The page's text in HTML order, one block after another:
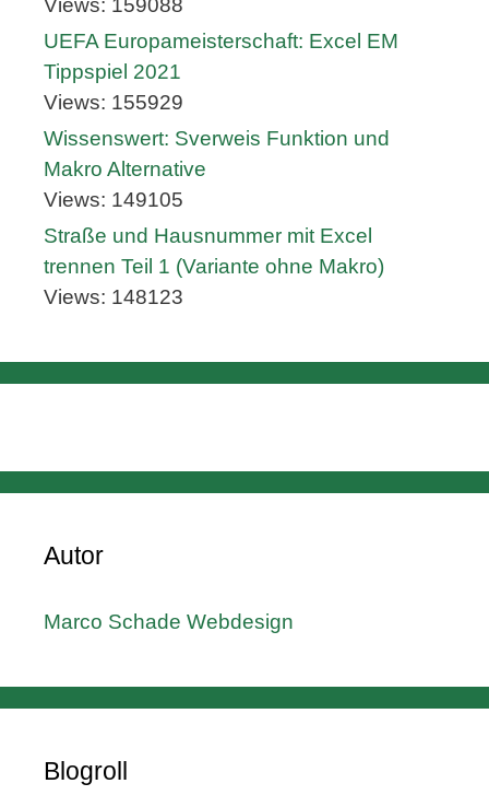
Views: 159088
UEFA Europameisterschaft: Excel EM
Tippspiel 2021
Views: 155929
Wissenswert: Sverweis Funktion und
Makro Alternative
Views: 149105
Straße und Hausnummer mit Excel
trennen Teil 1 (Variante ohne Makro)
Views: 148123
Autor
Marco Schade Webdesign
Blogroll